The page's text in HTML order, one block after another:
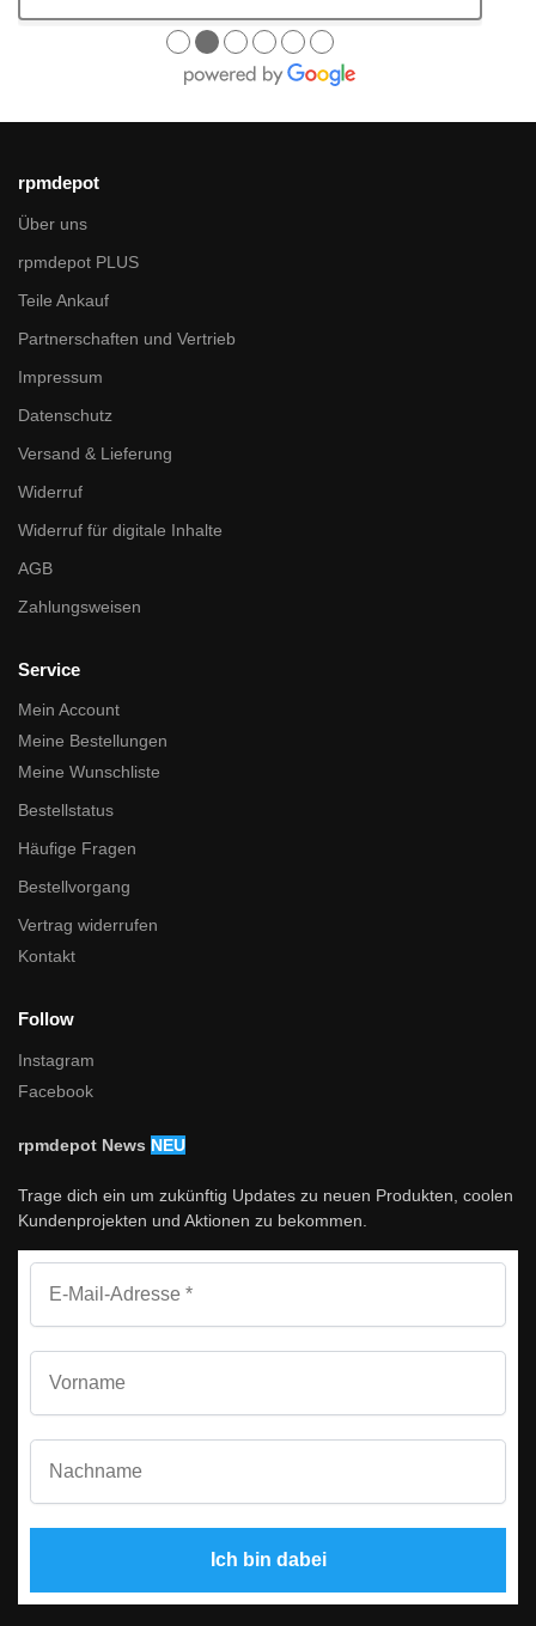
●●●●●●
rpmdepot
Über uns
rpmdepot PLUS
Teile Ankauf
Partnerschaften und Vertrieb
Impressum
Datenschutz
Versand & Lieferung
Widerruf
Widerruf für digitale Inhalte
AGB
Zahlungsweisen
Service
Mein Account
Meine Bestellungen
Meine Wunschliste
Bestellstatus
Häufige Fragen
Bestellvorgang
Vertrag widerrufen
Kontakt
Follow
Instagram
Facebook
rpmdepot News NEU
Trage dich ein um zukünftig Updates zu neuen Produkten, coolen
Kundenprojekten und Aktionen zu bekommen.